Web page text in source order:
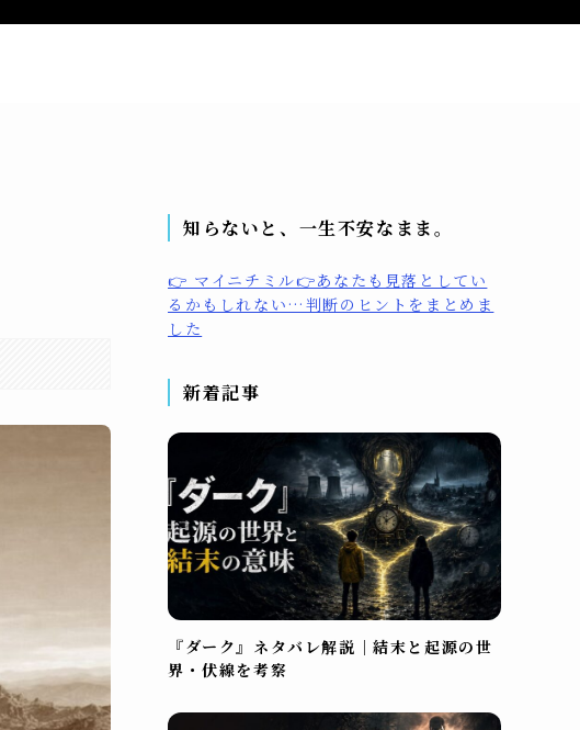
知らないと、一生不安なまま。
👉 マイニチミル👉あなたも見落としてい
るかもしれない…判断のヒントをまとめま
した
新着記事
『ダーク』ネタバレ解説｜結末と起源の世
界・伏線を考察